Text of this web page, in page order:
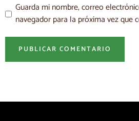
Guarda mi nombre, correo
navegador para la próxima vez que